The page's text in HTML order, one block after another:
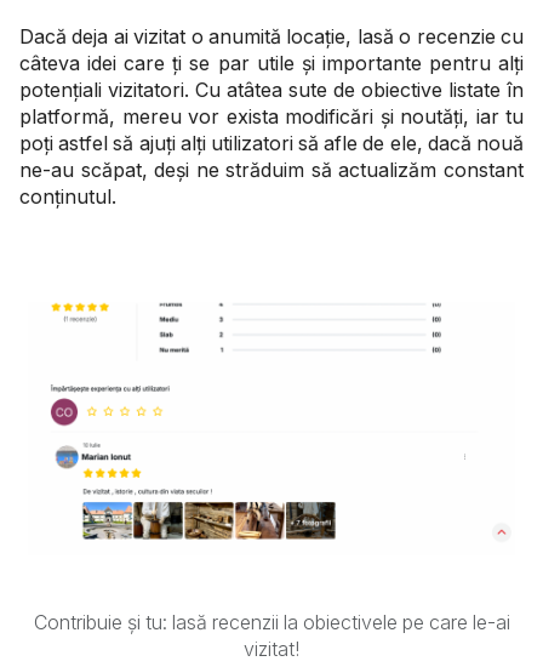
Dacă deja ai vizitat o anumită locație, lasă o recenzie cu
câteva idei care ți se par utile și importante pentru alți
potențiali vizitatori. Cu atâtea sute de obiective listate în
platformă, mereu vor exista modificări și noutăți, iar tu
poți astfel să ajuți alți utilizatori să afle de ele, dacă nouă
ne-au scăpat, deși ne străduim să actualizăm constant
conținutul.
Contribuie și tu: lasă recenzii la obiectivele pe care le-ai
vizitat!